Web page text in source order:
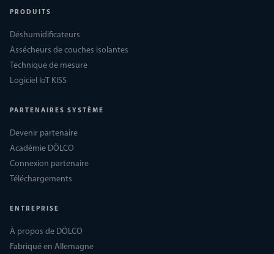
PRODUITS
Déshumidificateurs
Assécheurs de couches isolantes
Technique de mesure
Logiciel IoT KISS
PARTENAIRES SYSTÈME
Devenir partenaire
Académie DÖLCO
Connexion partenaire
Téléchargements
ENTREPRISE
À propos de DÖLCO
Fabriqué en Allemagne